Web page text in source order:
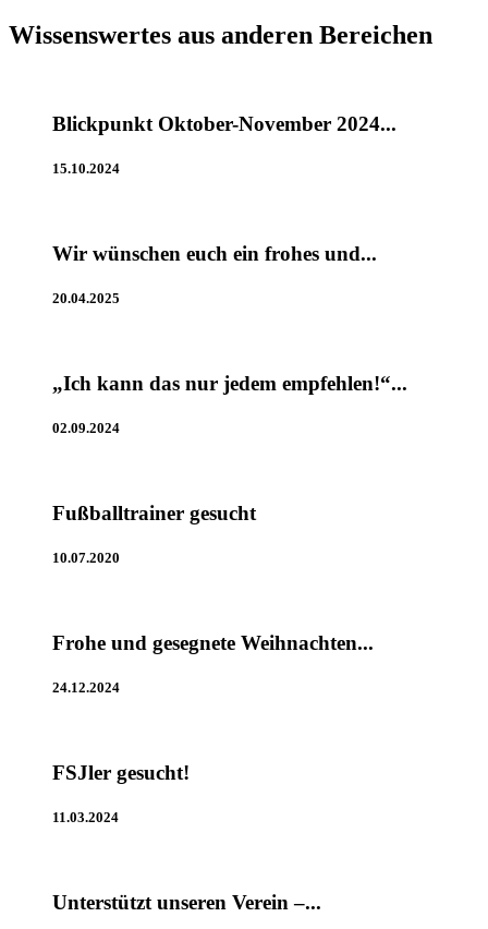
Wissenswertes aus anderen Bereichen
Blickpunkt Oktober-November 2024...
15.10.2024
Wir wünschen euch ein frohes und...
20.04.2025
„Ich kann das nur jedem empfehlen!“...
02.09.2024
Fußballtrainer gesucht
10.07.2020
Frohe und gesegnete Weihnachten...
24.12.2024
FSJler gesucht!
11.03.2024
Unterstützt unseren Verein –...